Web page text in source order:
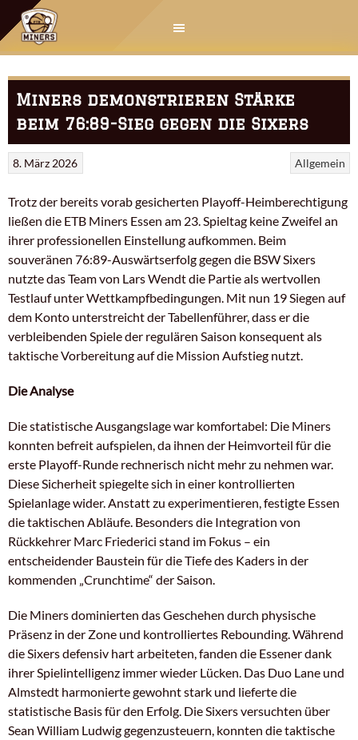
Springe
zum
Inhalt
Miners demonstrieren Stärke
beim 76:89-Sieg gegen die Sixers
Allgemein
8. März 2026
Trotz der bereits vorab gesicherten Playoff-Heimberechtigung
ließen die ETB Miners Essen am 23. Spieltag keine Zweifel an
ihrer professionellen Einstellung aufkommen. Beim
souveränen 76:89-Auswärtserfolg gegen die BSW Sixers
nutzte das Team von Lars Wendt die Partie als wertvollen
Testlauf unter Wettkampfbedingungen. Mit nun 19 Siegen auf
dem Konto unterstreicht der Tabellenführer, dass er die
verbleibenden Spiele der regulären Saison konsequent als
taktische Vorbereitung auf die Mission Aufstieg nutzt.
Die Analyse
Die statistische Ausgangslage war komfortabel: Die Miners
konnten befreit aufspielen, da ihnen der Heimvorteil für die
erste Playoff-Runde rechnerisch nicht mehr zu nehmen war.
Diese Sicherheit spiegelte sich in einer kontrollierten
Spielanlage wider. Anstatt zu experimentieren, festigte Essen
die taktischen Abläufe. Besonders die Integration von
Rückkehrer Marc Friederici stand im Fokus – ein
entscheidender Baustein für die Tiefe des Kaders in der
kommenden „Crunchtime“ der Saison.
Die Miners dominierten das Geschehen durch physische
Präsenz in der Zone und kontrolliertes Rebounding. Während
die Sixers defensiv hart arbeiteten, fanden die Essener dank
ihrer Spielintelligenz immer wieder Lücken. Das Duo Lane und
Almstedt harmonierte gewohnt stark und lieferte die
statistische Basis für den Erfolg. Die Sixers versuchten über
Sean William Ludwig gegenzusteuern, konnten die taktische